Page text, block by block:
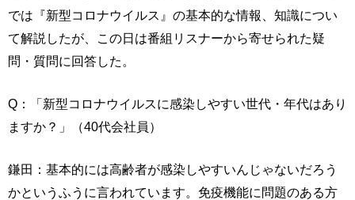
では『新型コロナウイルス』の基本的な情報、知識につい
て解説したが、この日は番組リスナーから寄せられた疑
問・質問に回答した。
Q：「新型コロナウイルスに感染しやすい世代・年代はあり
ますか？」（40代会社員）
鎌田：基本的には高齢者が感染しやすいんじゃないだろう
かというふうに言われています。免疫機能に問題のある方